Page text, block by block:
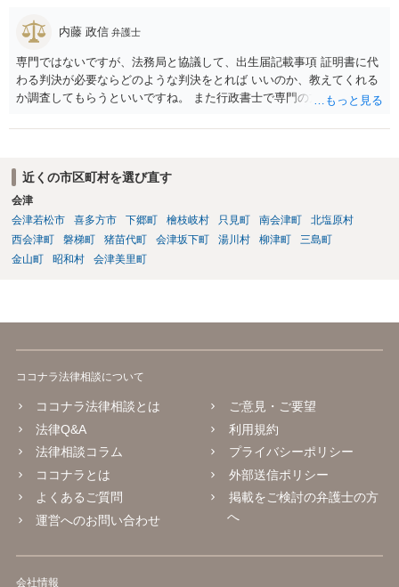
内藤 政信 弁護士
専門ではないですが、法務局と協議して、出生届記載事項 証明書に代
わる判決が必要ならどのような判決をとれば いいのか、教えてくれる
か調査してもらうといいですね。 また行政書士で専門の方がいそうな
近くの市区町村を選び直す
会津
会津若松市
喜多方市 下郷町 檜枝岐村 只見町 南会津町
北塩原村
西会津町
磐梯町 猪苗代町 会津坂下町 湯川村 柳津町
三島町
金山町
昭和村 会津美里町
ココナラ法律相談について
ココナラ法律相談とは
法律Q&A
法律相談コラム
ココナラとは
よくあるご質問
運営へのお問い合わせ
ご意見・ご要望
利用規約
プライバシーポリシー
外部送信ポリシー
掲載をご検討の弁護士の方
へ
会社情報